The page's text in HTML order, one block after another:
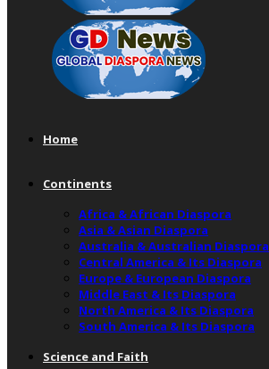
Home
Continents
Africa & African Diaspora
Asia & Asian Diaspora
Australia & Australian Diaspora
Central America & Its Diaspora
Europe & European Diaspora
Middle East & Its Diaspora
North America & Its Diaspora
South America & Its Diaspora
Science and Faith